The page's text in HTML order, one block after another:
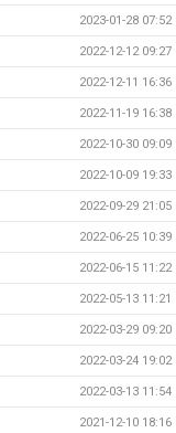
2023-01-28 07:52
2022-12-12 09:27
2022-12-11 16:36
2022-11-19 16:38
2022-10-30 09:09
2022-10-09 19:33
2022-09-29 21:05
2022-06-25 10:39
2022-06-15 11:22
2022-05-13 11:21
2022-03-29 09:20
2022-03-24 19:02
2022-03-13 11:54
2021-12-10 18:16